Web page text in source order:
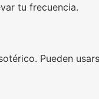
tu frecuencia.
Pueden